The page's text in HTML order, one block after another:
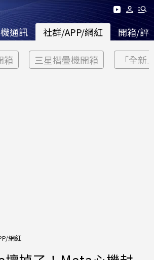
通訊 社群/APP/網紅 開箱/評
箱 三星摺疊機開箱 「全新
網紅